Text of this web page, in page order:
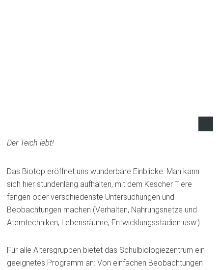
Der Teich lebt!
Das Biotop eröffnet uns wunderbare Einblicke. Man kann
sich hier stundenlang aufhalten, mit dem Kescher Tiere
fangen oder verschiedenste Untersuchungen und
Beobachtungen machen (Verhalten, Nahrungsnetze und
Atemtechniken, Lebensräume, Entwicklungsstadien usw.).
Für alle Altersgruppen bietet das Schulbiologiezentrum ein
geeignetes Programm an: Von einfachen Beobachtungen